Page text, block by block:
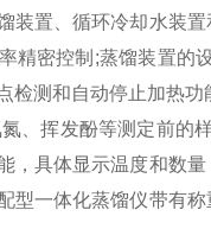
装置、循环冷却水装
精密控制;蒸馏装置的
检测和自动停止加热
、挥发酚等测定前的
，具体显示温度和数
型一体化蒸馏仪带有称